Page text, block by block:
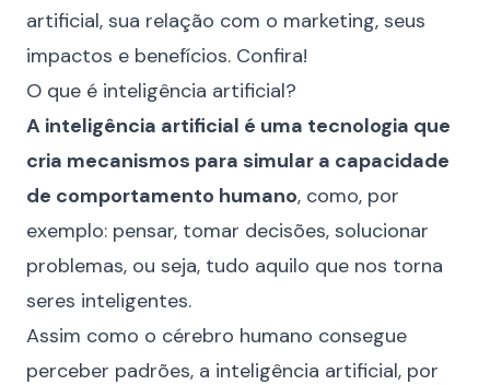
artificial, sua relação com o marketing, seus
impactos e benefícios. Confira!
O que é inteligência artificial?
A inteligência artificial é uma tecnologia que
cria mecanismos para simular a capacidade
de comportamento humano, como, por
exemplo: pensar, tomar decisões, solucionar
problemas, ou seja, tudo aquilo que nos torna
seres inteligentes.
Assim como o cérebro humano consegue
perceber padrões, a inteligência artificial, por